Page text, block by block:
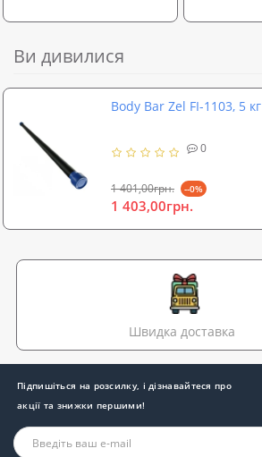
Ви дивилися
Body Bar Zel FI-1103, 5 кг
0
1 401,00грн. --0%
1 403,00грн.
Швидка доставка
Підпишіться на розсилку, і дізнавайтеся про
акції та знижки першими!